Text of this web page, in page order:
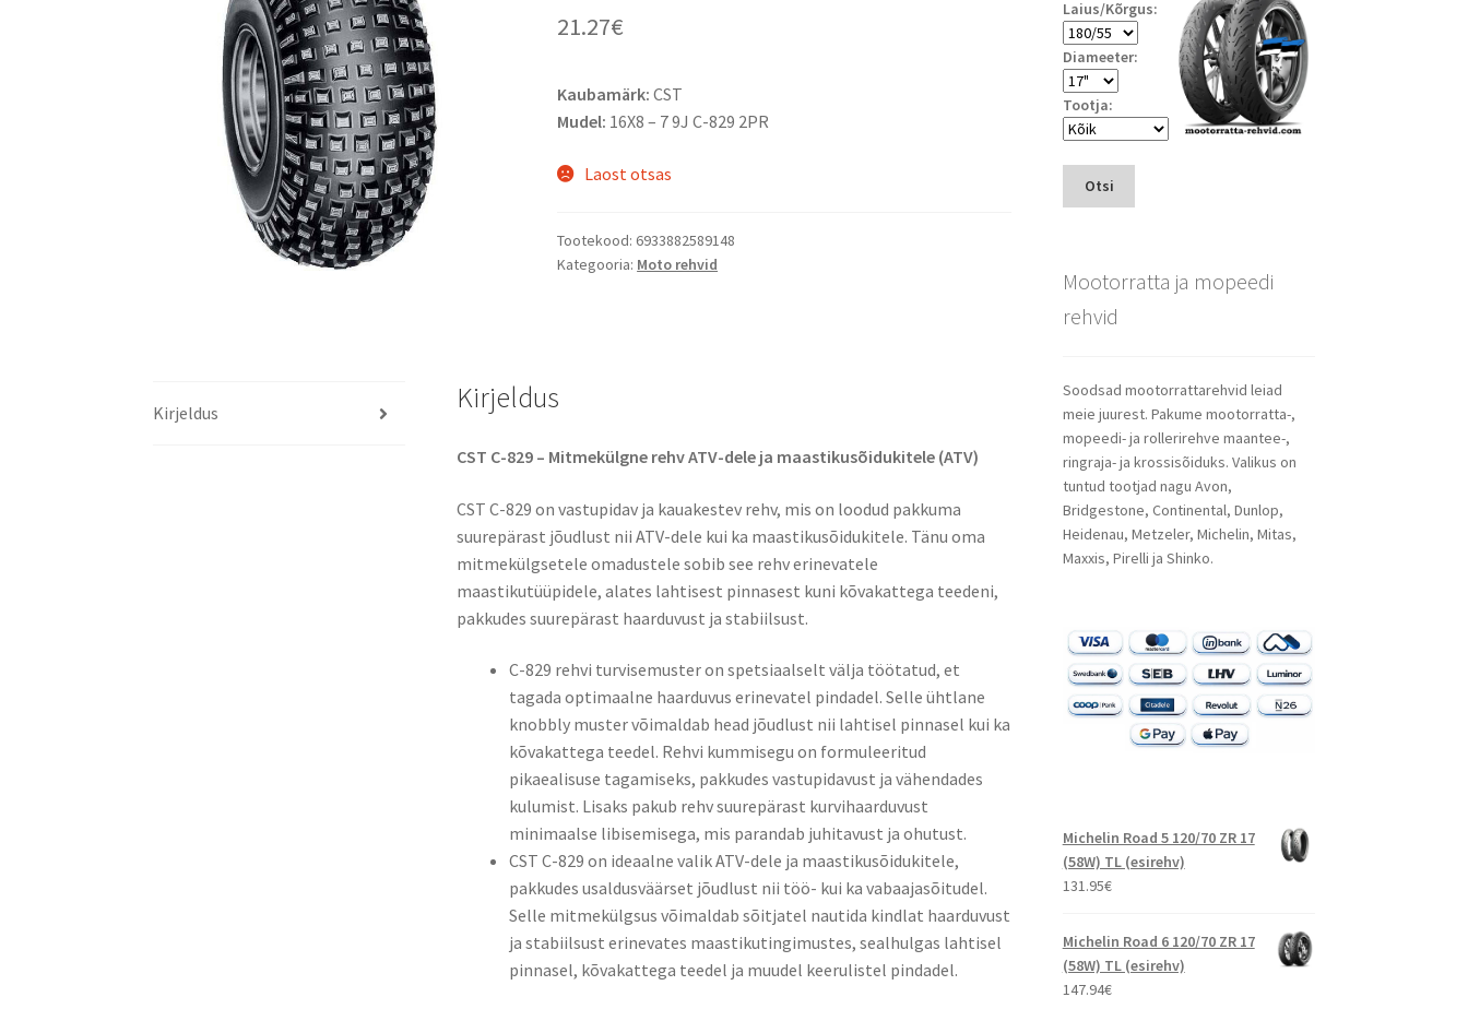
21.27€
Kaubamärk: CST
Mudel: 16X8 – 7 9J C-829 2PR
Laost otsas
Tootekood: 6933882589148
Kategooria: Moto rehvid
Kirjeldus Kirjeldus
CST C-829 – Mitmekülgne rehv ATV-dele ja maastikusõidukitele (ATV)
CST C-829 on vastupidav ja kauakestev rehv, mis on loodud pakkuma
suurepärast jõudlust nii ATV-dele kui ka maastikusõidukitele. Tänu oma
mitmekülgsetele omadustele sobib see rehv erinevatele
maastikutüüpidele, alates lahtisest pinnasest kuni kõvakattega teedeni,
pakkudes suurepärast haarduvust ja stabiilsust.
C-829 rehvi turvisemuster on spetsiaalselt välja töötatud, et
tagada optimaalne haarduvus erinevatel pindadel. Selle ühtlane
knobbly muster võimaldab head jõudlust nii lahtisel pinnasel kui ka
kõvakattega teedel. Rehvi kummisegu on formuleeritud
pikaealisuse tagamiseks, pakkudes vastupidavust ja vähendades
kulumist. Lisaks pakub rehv suurepärast kurvihaarduvust
minimaalse libisemisega, mis parandab juhitavust ja ohutust.
CST C-829 on ideaalne valik ATV-dele ja maastikusõidukitele,
pakkudes usaldusväärset jõudlust nii töö- kui ka vabaajasõitudel.
Selle mitmekülgsus võimaldab sõitjatel nautida kindlat haarduvust
ja stabiilsust erinevates maastikutingimustes, sealhulgas lahtisel
pinnasel, kõvakattega teedel ja muudel keerulistel pindadel.
Laius/Kõrgus:
Diameeter:
Tootja:
Otsi
Mootorratta ja mopeedi
rehvid
Soodsad mootorrattarehvid leiad
meie juurest. Pakume mootorratta-,
mopeedi- ja rollerirehve maantee-,
ringraja- ja krossisõiduks. Valikus on
tuntud tootjad nagu Avon,
Bridgestone, Continental, Dunlop,
Heidenau, Metzeler, Michelin, Mitas,
Maxxis, Pirelli ja Shinko.
Michelin Road 5 120/70 ZR 17
(58W) TL (esirehv)
131.95€
Michelin Road 6 120/70 ZR 17
(58W) TL (esirehv)
147.94€